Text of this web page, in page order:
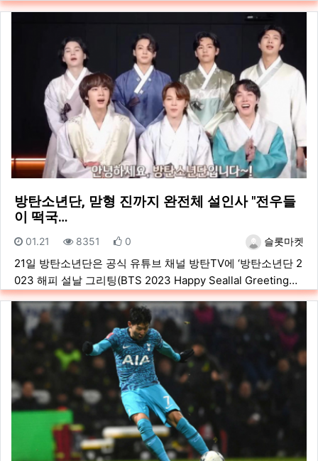
방탄소년단, 맏형 진까지 완전체 설인사 "전우들
이 떡국…
등록자슬롯마켓
등록일
01.21 조회
8351 추천
0
21일 방탄소년단은 공식 유튜브 채널 방탄TV에 ‘방탄소년단 2
023 해피 설날 그리팅(BTS 2023 Happy Seallal Greeting…